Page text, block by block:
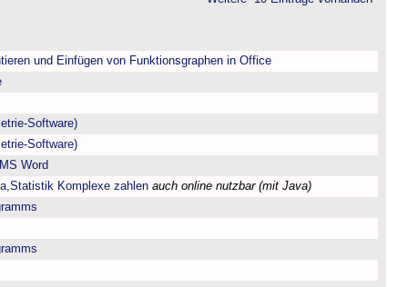
und Einfügen von Funktionsgraphen in Office
Software)
Software)
Word
Komplexe zahlen auch online nutzbar (mit Java)